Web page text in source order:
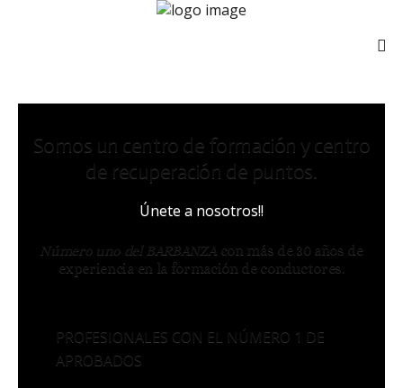
Somos un centro de formación y centro
de recuperación de puntos.
Únete a nosotros!!
Número uno del BARBANZA con más de 30 años de
experiencia en la formación de conductores.
PROFESIONALES CON EL NÚMERO 1 DE
APROBADOS